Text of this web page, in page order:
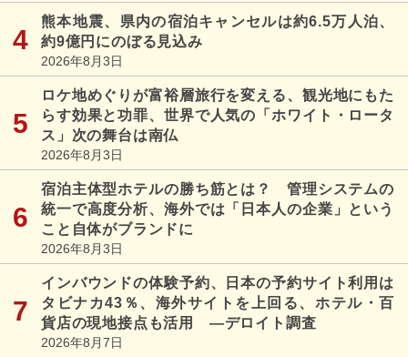
熊本地震、県内の宿泊キャンセルは約6.5万人泊、
約9億円にのぼる見込み
2026年8月3日
ロケ地めぐりが富裕層旅行を変える、観光地にもた
らす効果と功罪、世界で人気の「ホワイト・ロータ
ス」次の舞台は南仏
2026年8月3日
宿泊主体型ホテルの勝ち筋とは？ 管理システムの
統一で高度分析、海外では「日本人の企業」という
こと自体がブランドに
2026年8月3日
インバウンドの体験予約、日本の予約サイト利用は
タビナカ43％、海外サイトを上回る、ホテル・百
貨店の現地接点も活用 ―デロイト調査
2026年8月7日